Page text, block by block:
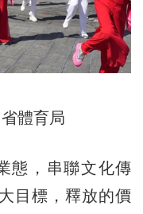
體育局
，串聯文化傳
目標，釋放的價